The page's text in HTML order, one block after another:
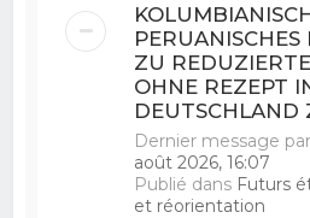
ZU
OHNE REZEPT
DEUTSCHLAND
Dernier message par
août 2026, 16:07
Publié dans Futurs
et réorientation